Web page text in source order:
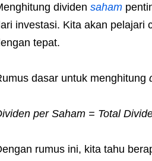
dividen saham
investasi. Kita akan pelajari
tepat.
dasar untuk menghitung
per Saham = Total
rumus ini, kita tahu